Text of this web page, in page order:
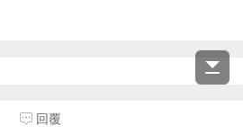
回覆